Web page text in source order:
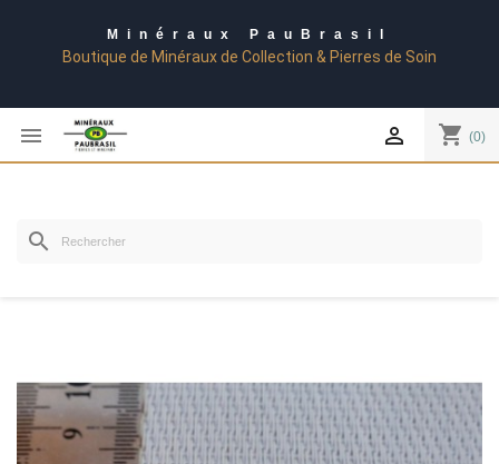
Minéraux PauBrasil
Boutique de Minéraux de Collection & Pierres de Soin
 shopping_cart (0)

search